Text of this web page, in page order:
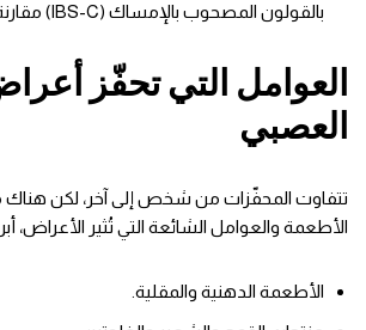
بالقولون المصحوب بالإمساك (IBS-C) مقارنة بالرجال.
العوامل التي تحفّز
العصبي
تتفاوت المحفّزات من شخص إلى آخر، لكن
الأطعمة والعوامل الشائعة التي تُثير الأعراض،
الأطعمة الدهنية والمقلية.